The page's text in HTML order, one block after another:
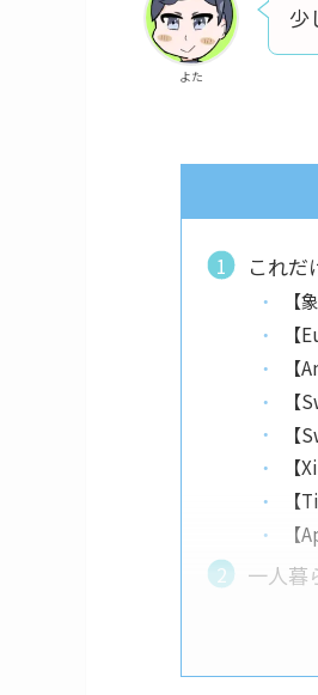
よた
少
これだ
【
【
【
【
【
【
【
【
一人暮